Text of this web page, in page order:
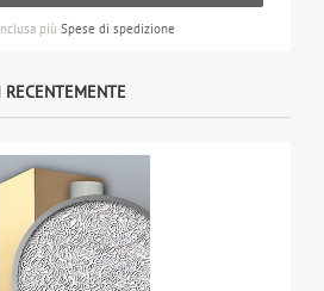
più Spese di spedizione